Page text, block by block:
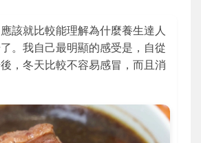
該就比較能理解為什麼養生達人
。我自己最明顯的感受是，自從
，冬天比較不容易感冒，而且消